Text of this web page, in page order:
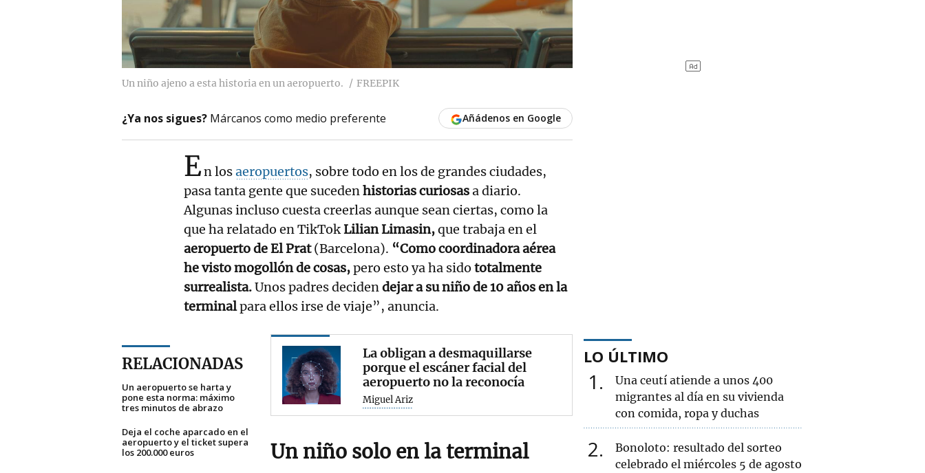
Un niño ajeno a esta historia en un aeropuerto. FREEPIK
¿Ya nos sigues? Márcanos como medio preferente Añádenos en Google
En losaeropuertos, sobre todo en los de grandes ciudades,
pasa tanta gente que sucedenhistorias curiosasa diario.
Algunas incluso cuesta creerlas aunque sean ciertas, como la
que ha relatado en TikTokLilian Limasin,que trabaja en el
aeropuerto de El Prat(Barcelona). “Como coordinadora aérea
he visto mogollón de cosas,pero esto ya ha sido totalmente
surrealista.Unos padres decidendejar a su niño de 10 años en la
terminalpara ellos irse de viaje”, anuncia.
RELACIONADAS
Un aeropuerto se harta y
pone esta norma: máximo
tres minutos de abrazo
Deja el coche aparcado en el
aeropuerto y el ticket supera
los 200.000 euros
La obligan a desmaquillarse
porque el escáner facial del
aeropuerto no la reconocía
Miguel Ariz
Un niño solo en la terminal
LO ÚLTIMO
1
Una ceutí atiende a unos 400
migrantes al día en su vivienda
con comida, ropa y duchas
2
Bonoloto: resultado del sorteo
celebrado el miércoles 5 de agosto